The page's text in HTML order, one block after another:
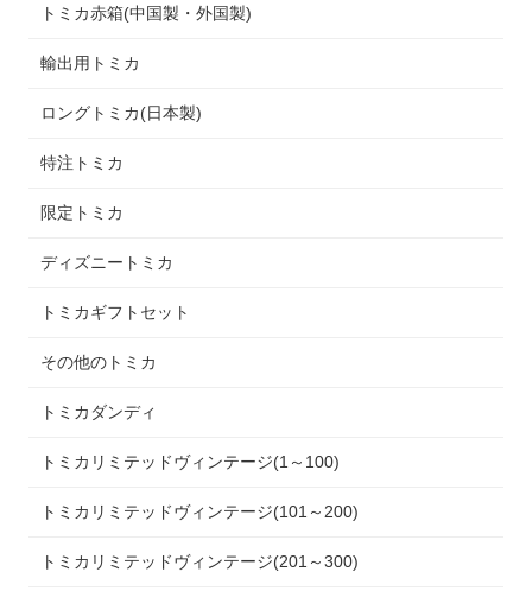
トミカ赤箱(中国製・外国製)
輸出用トミカ
ロングトミカ(日本製)
特注トミカ
限定トミカ
ディズニートミカ
トミカギフトセット
その他のトミカ
トミカダンディ
トミカリミテッドヴィンテージ(1～100)
トミカリミテッドヴィンテージ(101～200)
トミカリミテッドヴィンテージ(201～300)